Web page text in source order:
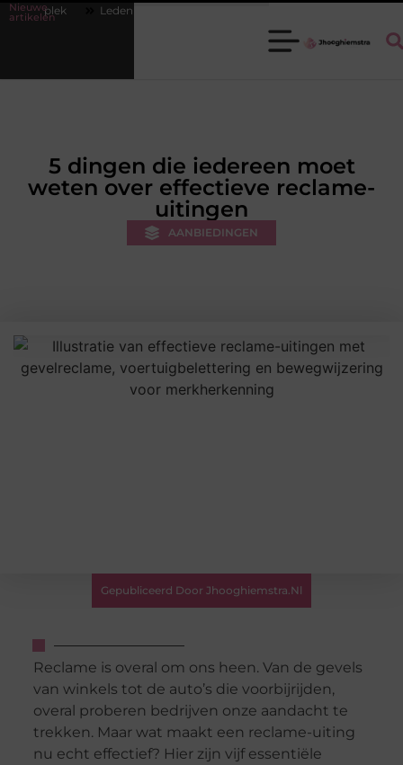
Nieuwe
artikelen op orde krijgen zonder extra werkdruk
5 dingen die iedereen moet
weten over effectieve reclame-
uitingen
AANBIEDINGEN
Gepubliceerd Door Jhooghiemstra.nl
Reclame is overal om ons heen. Van de gevels
van winkels tot de auto’s die voorbijrijden,
overal proberen bedrijven onze aandacht te
trekken. Maar wat maakt een reclame-uiting
nu echt effectief? Hier zijn vijf essentiële